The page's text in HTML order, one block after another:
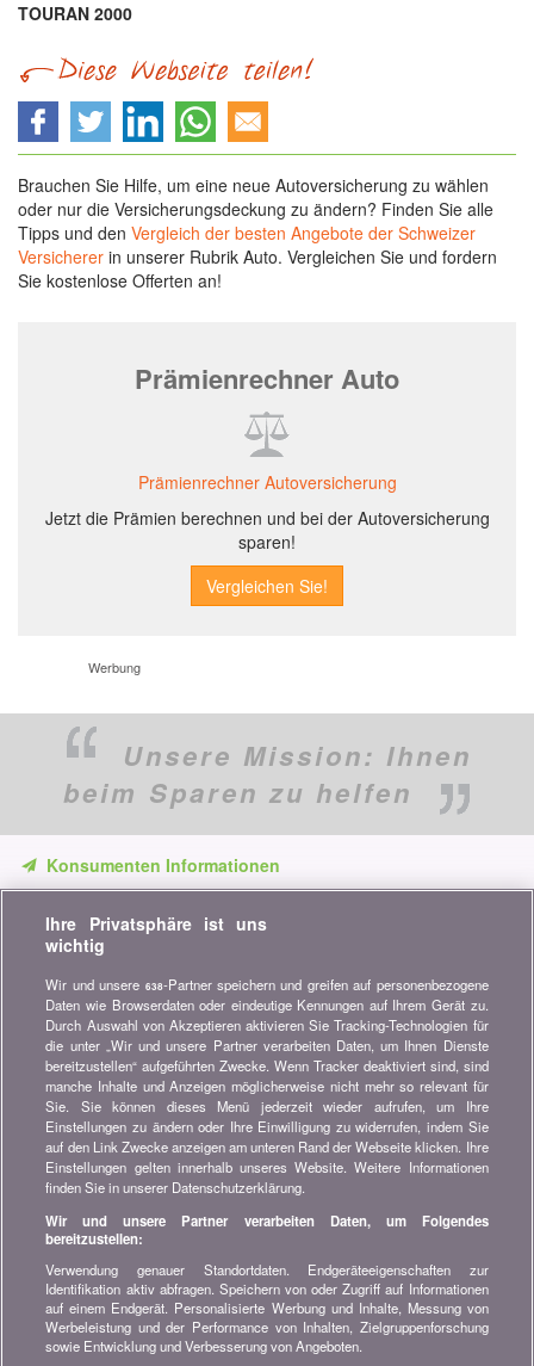
TOURAN 2000
Brauchen Sie Hilfe, um eine neue Autoversicherung zu wählen
oder nur die Versicherungsdeckung zu ändern? Finden Sie alle
Tipps und den Vergleich der besten Angebote der Schweizer
Versicherer in unserer Rubrik Auto. Vergleichen Sie und fordern
Sie kostenlose Offerten an!
Prämienrechner Auto
Prämienrechner Autoversicherung
Jetzt die Prämien berechnen und bei der Autoversicherung
sparen!
Werbung
Unsere Mission: Ihnen
beim Sparen zu helfen
Konsumenten Informationen
unsere Vergleiche, Ratschläge und Tipps in den Bereichen
Versicherung, Finanzen, Konsumgüter und vieles mehr...
Newsletter bestellen
Treten Sie unserer Community bei
Bleiben Sie auf dem neuesten Stand, finden Sie alle Ratschläge
und Tipps zum Sparen auf:
Wissenswertes über bonus.ch
Wer ist bonus.ch? Wie funktionieren die Vergleiche?
Presseanfragen, Partnerschaften, Werbung...
Alle Informationen über bonus.ch
Ihre Privatsphäre ist uns
wichtig
Wir und unsere 638-Partner speichern und greifen auf personenbezogene
Daten wie Browserdaten oder eindeutige Kennungen auf Ihrem Gerät zu.
Durch Auswahl von Akzeptieren aktivieren Sie Tracking-Technologien für
die unter „Wir und unsere Partner verarbeiten Daten, um Ihnen Dienste
bereitzustellen“ aufgeführten Zwecke. Wenn Tracker deaktiviert sind, sind
manche Inhalte und Anzeigen möglicherweise nicht mehr so relevant für
Sie. Sie können dieses Menü jederzeit wieder aufrufen, um Ihre
Einstellungen zu ändern oder Ihre Einwilligung zu widerrufen, indem Sie
auf den Link Zwecke anzeigen am unteren Rand der Webseite klicken. Ihre
Einstellungen gelten innerhalb unseres Website. Weitere Informationen
finden Sie in unserer Datenschutzerklärung.
Wir und unsere Partner verarbeiten Daten, um Folgendes
bereitzustellen:
Verwendung genauer Standortdaten. Endgeräteeigenschaften zur
Identifikation aktiv abfragen. Speichern von oder Zugriff auf Informationen
auf einem Endgerät. Personalisierte Werbung und Inhalte, Messung von
Werbeleistung und der Performance von Inhalten, Zielgruppenforschung
sowie Entwicklung und Verbesserung von Angeboten.